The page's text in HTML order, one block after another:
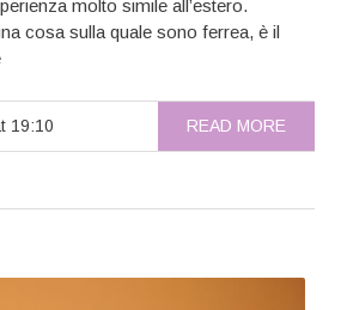
molto simile all’estero.
cosa sulla quale sono ferrea, è il
19:10 READ MORE